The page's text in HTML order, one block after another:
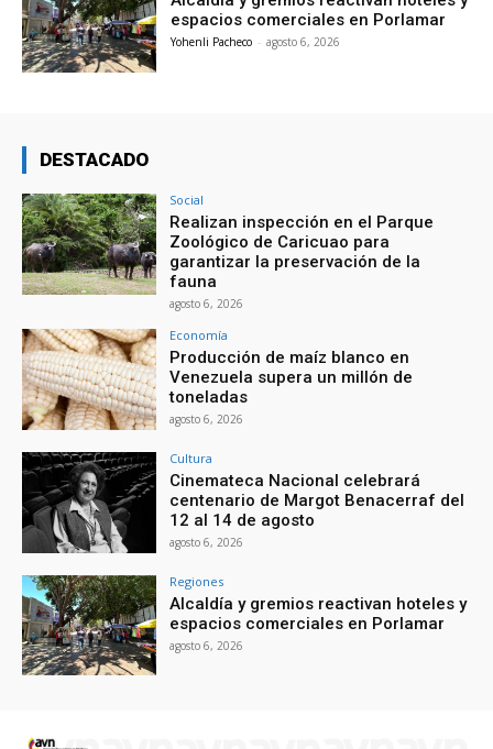
espacios comerciales en Porlamar
Yohenli Pacheco - agosto 6, 2026
DESTACADO
Social
Realizan inspección en el Parque
Zoológico de Caricuao para
garantizar la preservación de la
fauna
agosto 6, 2026
Economía
Producción de maíz blanco en
Venezuela supera un millón de
toneladas
agosto 6, 2026
Cultura
Cinemateca Nacional celebrará
centenario de Margot Benacerraf del
12 al 14 de agosto
agosto 6, 2026
Regiones
Alcaldía y gremios reactivan hoteles y
espacios comerciales en Porlamar
agosto 6, 2026